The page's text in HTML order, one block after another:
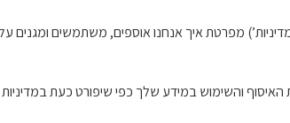
מפרטת איך אנחנו אוספים, משתמשים
והשימוש במידע שלך כפי שיפורט כעת